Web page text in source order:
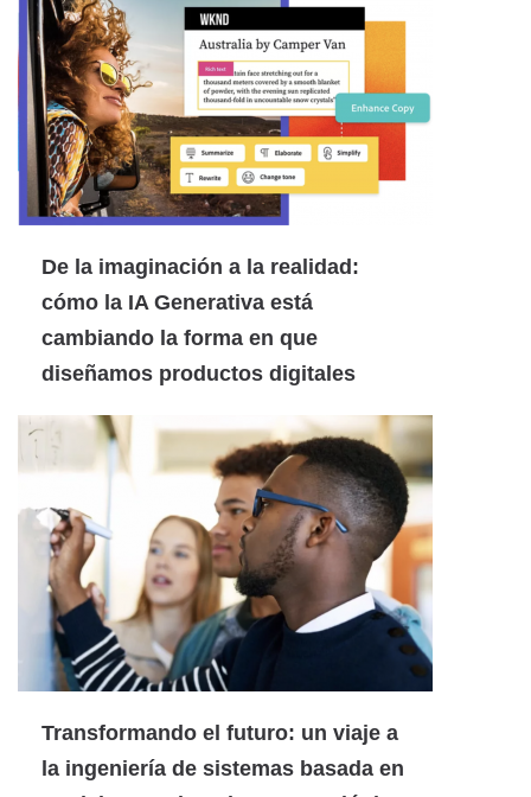
De la imaginación a la realidad:
cómo la IA Generativa está
cambiando la forma en que
diseñamos productos digitales
Transformando el futuro: un viaje a
la ingeniería de sistemas basada en